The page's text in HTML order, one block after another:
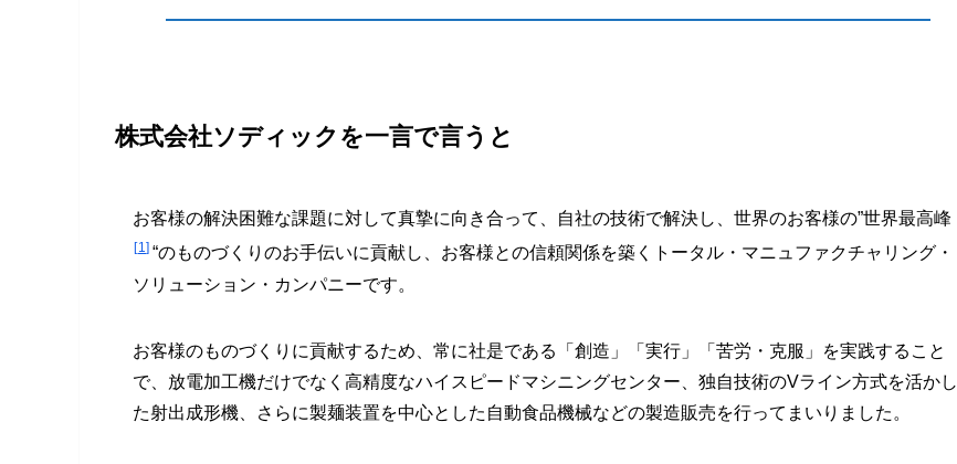
株式会社ソディックを一言で言うと
お客様の解決困難な課題に対して真摯に向き合って、自社の技術で解決し、世界のお客様の”世界最高峰
1 “のものづくりのお手伝いに貢献し、お客様との信頼関係を築くトータル・マニュファクチャリング・
ソリューション・カンパニーです。
お客様のものづくりに貢献するため、常に社是である「創造」「実行」「苦労・克服」を実践すること
で、放電加工機だけでなく高精度なハイスピードマシニングセンター、独自技術のVライン方式を活かし
た射出成形機、さらに製麺装置を中心とした自動食品機械などの製造販売を行ってまいりました。